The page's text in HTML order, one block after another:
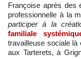
Françoise après des
professionnelle à la
participer à la
familiale
travailleuse sociale là
aux Tarterets, à